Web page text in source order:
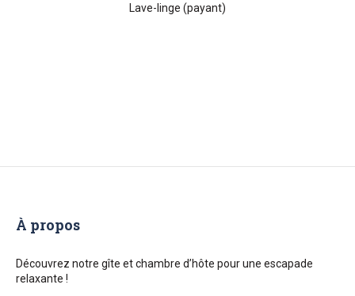
Lave-linge (payant)
À propos
Découvrez notre gîte et chambre d’hôte pour une escapade
relaxante !